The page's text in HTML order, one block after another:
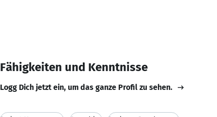
Fähigkeiten und Kenntnisse
Logg Dich jetzt ein, um das ganze Profil zu sehen.